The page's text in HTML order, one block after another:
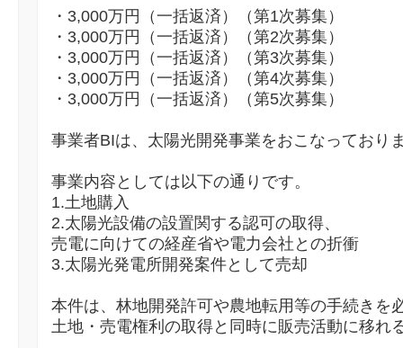
・3,000万円（一括返済）（第1次募集）
・3,000万円（一括返済）（第2次募集）
・3,000万円（一括返済）（第3次募集）
・3,000万円（一括返済）（第4次募集）
・3,000万円（一括返済）（第5次募集）
事業者BIは、太陽光開発事業をおこなっており
事業内容としては以下の通りです。
1.土地購入
2.太陽光設備の設置関する認可の取得、
売電に向けての経産省や電力会社との折衝
3.太陽光発電所開発案件として売却
本件は、林地開発許可や農地転用等の手続きを
土地・売電権利の取得と同時に販売活動に移れ